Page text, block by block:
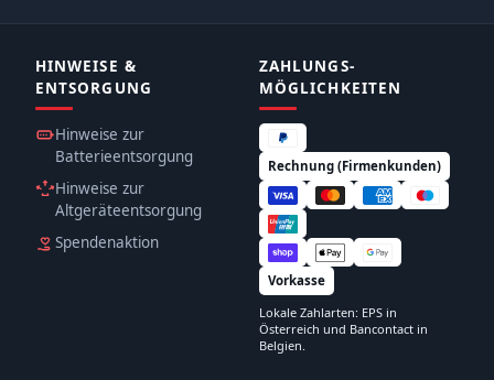
HINWEISE &
ENTSORGUNG
Hinweise zur
Batterieentsorgung
Hinweise zur
Altgeräteentsorgung
Spendenaktion
ZAHLUNGS­
MÖGLICHKEITEN
Rechnung (Firmenkunden)
Vorkasse
Lokale Zahlarten: EPS in
Österreich und Bancontact in
Belgien.